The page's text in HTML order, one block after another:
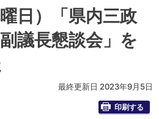
令市市長・正副議長懇談会」を
日）「県内三政
議長懇談会」を
最終更新日 2023年9月5日
印刷する